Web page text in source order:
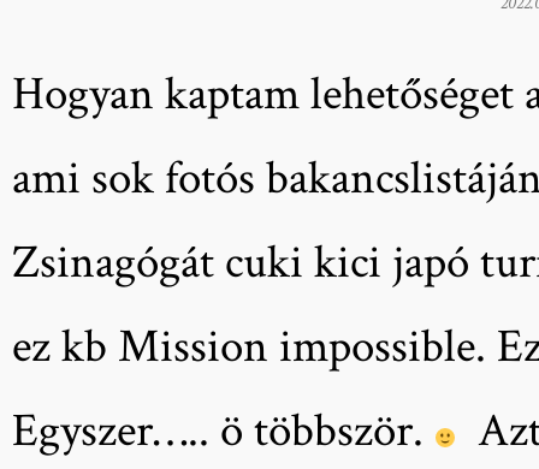
Hogyan kaptam
ami sok fotós
Zsinagógát cuki kici japó
ez kb Mission impossible.
Egyszer….. ö többször.